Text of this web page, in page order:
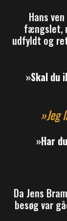
Hans
fængslet,
udfyldt og
»Skal du
»Jeg
»Har
Da Jens
besøg var